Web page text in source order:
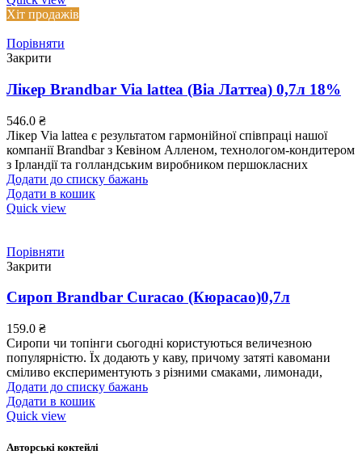
Хіт продажів
Порівняти
Закрити
Лікер Brandbar Via lattea (Віа Латтеа) 0,7л 18%
546.0 ₴
Лікер Via lattea є результатом гармонійної співпраці нашої
компанії Brandbar з Кевіном Алленом, технологом-кондитером
з Ірландії та голландським виробником першокласних
Додати до списку бажань
Додати в кошик
Quick view
Порівняти
Закрити
Сироп Brandbar Curacao (Кюрасао)0,7л
159.0 ₴
Сиропи чи топінги сьогодні користуються величезною
популярністю. Їх додають у каву, причому затяті кавомани
сміливо експериментують з різними смаками, лимонади,
Додати до списку бажань
Додати в кошик
Quick view
Авторські коктейлі